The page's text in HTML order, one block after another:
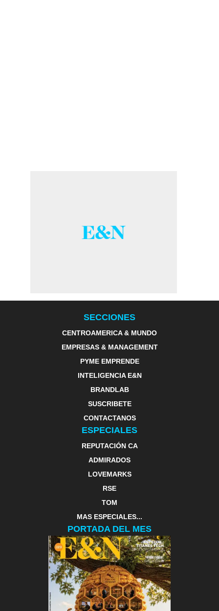
SECCIONES
CENTROAMERICA & MUNDO
EMPRESAS & MANAGEMENT
PYME EMPRENDE
INTELIGENCIA E&N
BRANDLAB
SUSCRIBETE
CONTACTANOS
ESPECIALES
REPUTACIÓN CA
ADMIRADOS
LOVEMARKS
RSE
TOM
MAS ESPECIALES...
PORTADA DEL MES